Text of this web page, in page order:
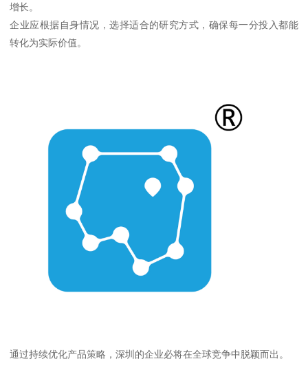
增长。
企业应根据自身情况，选择适合的研究方式，确保每一分投入都能
转化为实际价值。
通过持续优化产品策略，深圳的企业必将在全球竞争中脱颖而出。